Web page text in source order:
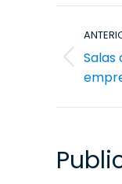
entre